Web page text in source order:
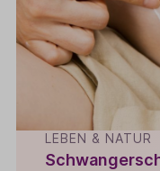
LEBEN & NATUR